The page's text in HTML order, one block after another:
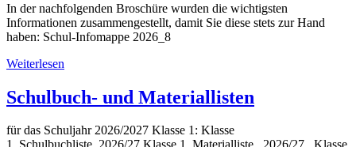
In der nachfolgenden Broschüre wurden die wichtigsten
Informationen zusammengestellt, damit Sie diese stets zur Hand
haben: Schul-Infomappe 2026_8
Weiterlesen
Schulbuch- und Materiallisten
für das Schuljahr 2026/2027 Klasse 1: Klasse